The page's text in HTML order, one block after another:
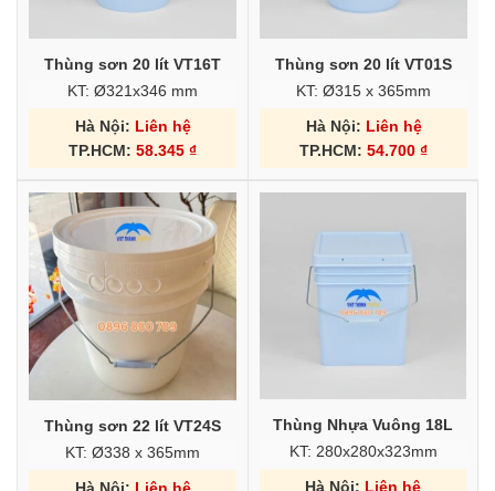
Thùng sơn 20 lít VT16T
KT: Ø321x346 mm
Hà Nội: Liên hệ
TP.HCM: 58.345 ₫
Thùng sơn 20 lít VT01S
KT: Ø315 x 365mm
Hà Nội: Liên hệ
TP.HCM: 54.700 ₫
Thùng sơn 22 lít VT24S
KT: Ø338 x 365mm
Hà Nội: Liên hệ
Thùng Nhựa Vuông 18L
KT: 280x280x323mm
Hà Nội: Liên hệ